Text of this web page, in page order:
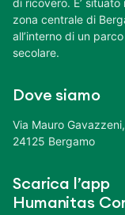
zona centrale di
all’interno di un parco
secolare.
Dove siamo
Via Mauro
24125 Bergamo
Scarica l’app
Humanitas